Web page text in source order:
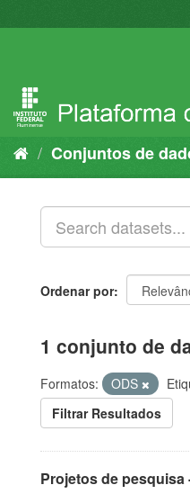
para
Conjuntos de
Ordenar por
1 conjunto de
Formatos: ODS
Filtrar Resultados
Projetos de pesquisa